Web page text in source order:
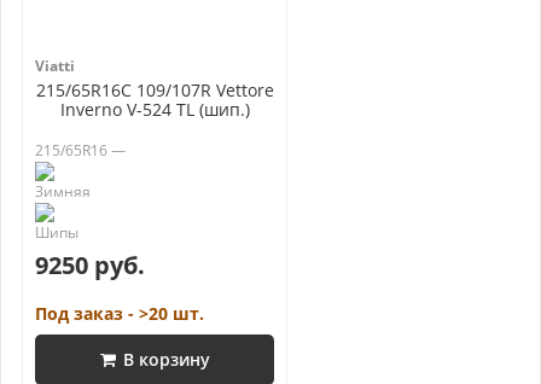
Viatti
215/65R16C 109/107R Vettore
Inverno V-524 TL (шип.)
215/65R16 —
9250 руб.
Под заказ - >20 шт.
В корзину